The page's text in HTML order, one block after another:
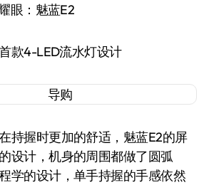
眼：魅蓝E2
款4-LED流水灯设计
握时更加的舒适，魅蓝E2的屏
设计，机身的周围都做了圆弧
学的设计，单手持握的手感依然